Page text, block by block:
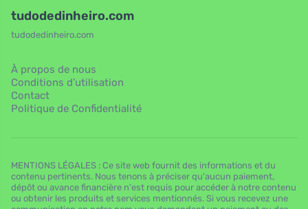
tudodedinheiro.com
tudodedinheiro.com
À propos de nous
Conditions d’utilisation
Contact
Politique de Confidentialité
MENTIONS LÉGALES : Ce site web fournit des informations et du
contenu pertinents. Nous tenons à préciser qu'aucun paiement,
dépôt ou avance financière n'est requis pour accéder à notre contenu
ou obtenir les produits et services mentionnés. Si vous recevez une